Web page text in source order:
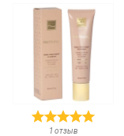
1 отзыв